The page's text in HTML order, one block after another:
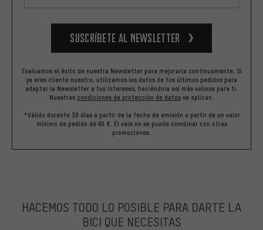
Suscríbete al newsletter
Evaluamos el éxito de nuestra Newsletter para mejorarla continuamente. Si
ya eres cliente nuestro, utilizamos los datos de tus últimos pedidos para
adaptar la Newsletter a tus intereses, haciéndola así más valiosa para ti.
Nuestras condiciones de protección de datos se aplican.
*Válido durante 30 días a partir de la fecha de emisión a partir de un valor
mínimo de pedido de 60 €. El vale no se puede combinar con otras
promociones.
HACEMOS TODO LO POSIBLE PARA DARTE LA
BICI QUE NECESITAS